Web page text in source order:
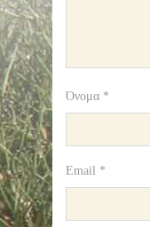
Όνομα *
Email *